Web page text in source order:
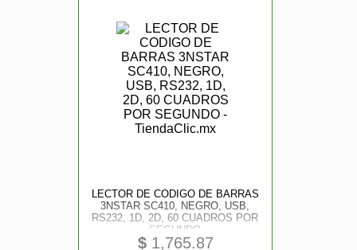
LECTOR DE CODIGO DE BARRAS
3NSTAR SC410, NEGRO, USB,
RS232, 1D, 2D, 60 CUADROS POR
SEGUNDO
$1,765.87